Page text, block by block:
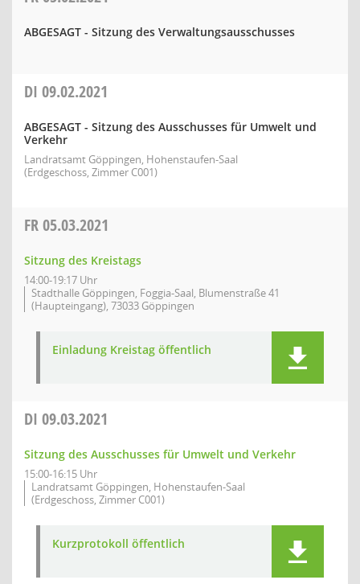
ABGESAGT - Sitzung des Verwaltungsausschusses
DI 09.02.2021
ABGESAGT - Sitzung des Ausschusses für Umwelt und
Verkehr
Landratsamt Göppingen, Hohenstaufen-Saal
(Erdgeschoss, Zimmer C001)
FR05.03.2021
Sitzung des Kreistags
14:00-19:17 Uhr
Stadthalle Göppingen, Foggia-Saal, Blumenstraße 41
(Haupteingang), 73033 Göppingen
Einladung Kreistag öffentlich
DI 09.03.2021
Sitzung des Ausschusses für Umwelt und Verkehr
15:00-16:15 Uhr
Landratsamt Göppingen, Hohenstaufen-Saal
(Erdgeschoss, Zimmer C001)
Kurzprotokoll öffentlich